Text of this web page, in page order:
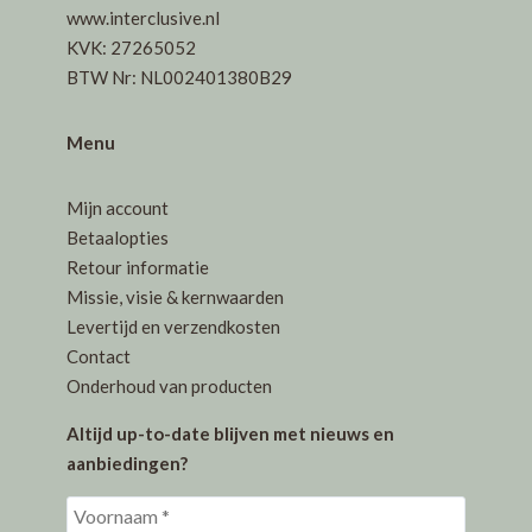
de
productpagina
www.interclusive.nl
KVK: 27265052
BTW Nr: NL002401380B29
Menu
Mijn account
Betaalopties
Retour informatie
Missie, visie & kernwaarden
Levertijd en verzendkosten
Contact
Onderhoud van producten
Altijd up-to-date blijven met nieuws en
aanbiedingen?